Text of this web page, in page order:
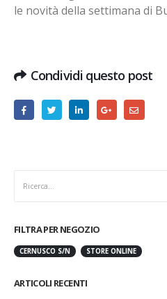
le novità della settimana di
Condividi questo post
FILTRA PER NEGOZIO
CERNUSCO S/N STORE ONLINE
ARTICOLI RECENTI